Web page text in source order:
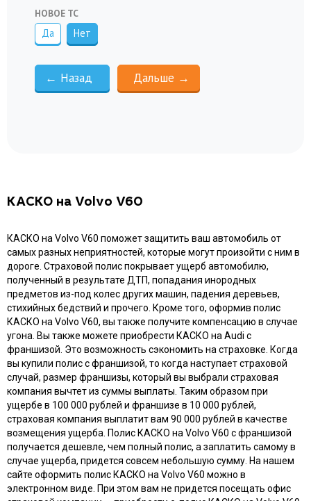
НОВОЕ ТС
Да Нет
КАСКО на Volvo V60
КАСКО на Volvo V60 поможет защитить ваш автомобиль от
самых разных неприятностей, которые могут произойти с ним в
дороге. Страховой полис покрывает ущерб автомобилю,
полученный в результате ДТП, попадания инородных
предметов из-под колес других машин, падения деревьев,
стихийных бедствий и прочего. Кроме того, оформив полис
КАСКО на Volvo V60, вы также получите компенсацию в случае
угона. Вы также можете приобрести КАСКО на Audi с
франшизой. Это возможность сэкономить на страховке. Когда
вы купили полис с франшизой, то когда наступает страховой
случай, размер франшизы, который вы выбрали страховая
компания вычтет из суммы выплаты. Таким образом при
ущербе в 100 000 рублей и франшизе в 10 000 рублей,
страховая компания выплатит вам 90 000 рублей в качестве
возмещения ущерба. Полис КАСКО на Volvo V60 с франшизой
получается дешевле, чем полный полис, а заплатить самому в
случае ущерба, придется совсем небольшую сумму. На нашем
сайте оформить полис КАСКО на Volvo V60 можно в
электронном виде. При этом вам не придется посещать офис